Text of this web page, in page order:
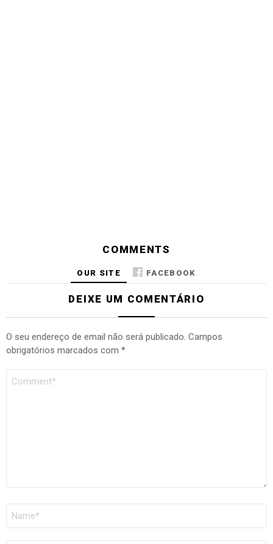
COMMENTS
OUR SITE FACEBOOK
DEIXE UM COMENTÁRIO
O seu endereço de email não será publicado. Campos
obrigatórios marcados com *